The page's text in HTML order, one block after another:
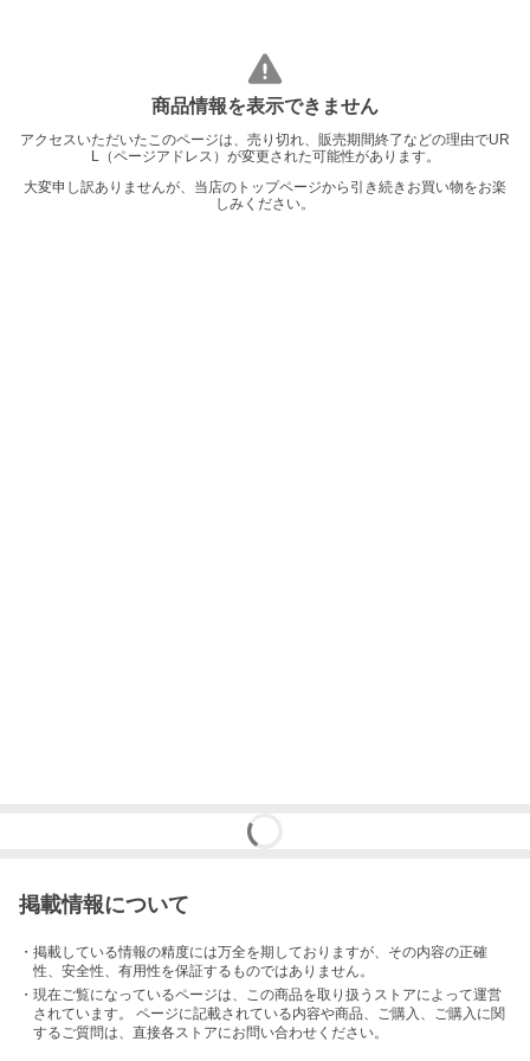
商品情報を表示できません
アクセスいただいたこのページは、売り切れ、販売期間終了などの理由でUR
L（ページアドレス）が変更された可能性があります。
大変申し訳ありませんが、当店のトップページから引き続きお買い物をお楽
しみください。
掲載情報について
・掲載している情報の精度には万全を期しておりますが、その内容の正確
性、安全性、有用性を保証するものではありません。
・現在ご覧になっているページは、この商品を取り扱うストアによって運営
されています。 ページに記載されている内容や商品、ご購入 、ご購入に関
するご質問は、直接各ストアにお問い合わせください。